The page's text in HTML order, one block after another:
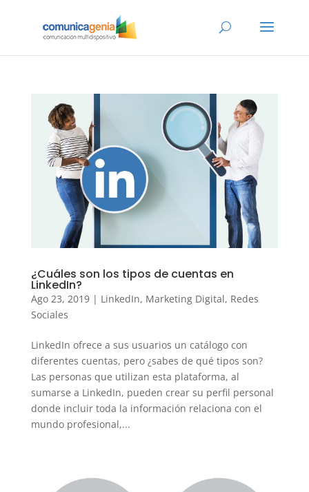
¿Cuáles son los tipos de cuentas en
LinkedIn?
Ago 23, 2019| LinkedIn, Marketing Digital, Redes
Sociales
LinkedIn ofrece a sus usuarios un catálogo con
diferentes cuentas, pero ¿sabes de qué tipos son?
Las personas que utilizan esta plataforma, al
sumarse a LinkedIn, pueden crear su perfil personal
donde incluir toda la información relaciona con el
mundo profesional,...